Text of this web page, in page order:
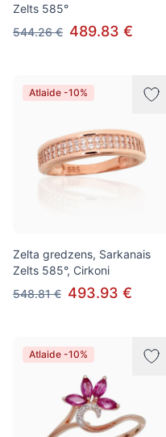
Zelts 585°
544.26 € 489.83 €
Atlaide -10%
Zelta gredzens, Sarkanais
Zelts 585°, Cirkoni
548.81 € 493.93 €
Atlaide -10%